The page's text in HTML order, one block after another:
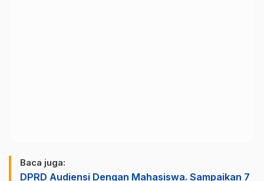
Baca juga:
DPRD Audiensi Dengan Mahasiswa. Sampaikan 7